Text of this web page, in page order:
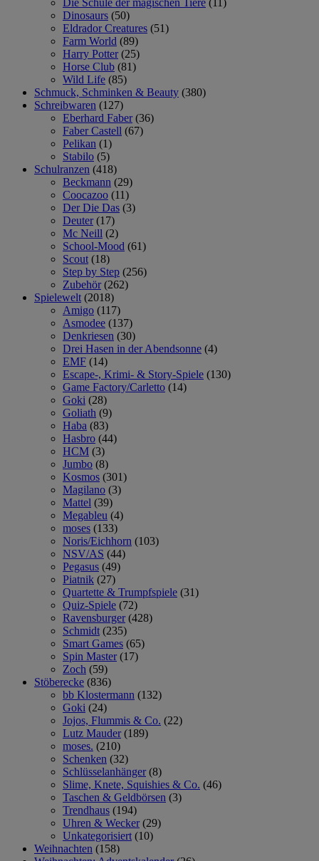
Die Schule der magischen Tiere (11)
Dinosaurs (50)
Eldrador Creatures (51)
Farm World (89)
Harry Potter (25)
Horse Club (81)
Wild Life (85)
Schmuck, Schminken & Beauty (380)
Schreibwaren (127)
Eberhard Faber (36)
Faber Castell (67)
Pelikan (1)
Stabilo (5)
Schulranzen (418)
Beckmann (29)
Coocazoo (11)
Der Die Das (3)
Deuter (17)
Mc Neill (2)
School-Mood (61)
Scout (18)
Step by Step (256)
Zubehör (262)
Spielewelt (2018)
Amigo (117)
Asmodee (137)
Denkriesen (30)
Drei Hasen in der Abendsonne (4)
EMF (14)
Escape-, Krimi- & Story-Spiele (130)
Game Factory/Carletto (14)
Goki (28)
Goliath (9)
Haba (83)
Hasbro (44)
HCM (3)
Jumbo (8)
Kosmos (301)
Magilano (3)
Mattel (39)
Megableu (4)
moses (133)
Noris/Eichhorn (103)
NSV/AS (44)
Pegasus (49)
Piatnik (27)
Quartette & Trumpfspiele (31)
Quiz-Spiele (72)
Ravensburger (428)
Schmidt (235)
Smart Games (65)
Spin Master (17)
Zoch (59)
Stöberecke (836)
bb Klostermann (132)
Goki (24)
Jojos, Flummis & Co. (22)
Lutz Mauder (189)
moses. (210)
Schenken (32)
Schlüsselanhänger (8)
Slime, Knete, Squishies & Co. (46)
Taschen & Geldbörsen (3)
Trendhaus (194)
Uhren & Wecker (29)
Unkategorisiert (10)
Weihnachten (158)